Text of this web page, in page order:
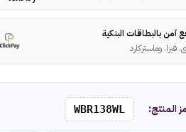
آمن بالبطاقات البنكية
فيزا، وماستركارد
المنتج: WBR138WL